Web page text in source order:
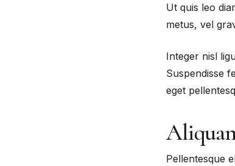
Ut quis leo
metus, vel
Integer nisl
Suspendisse
eget
Pellentesque